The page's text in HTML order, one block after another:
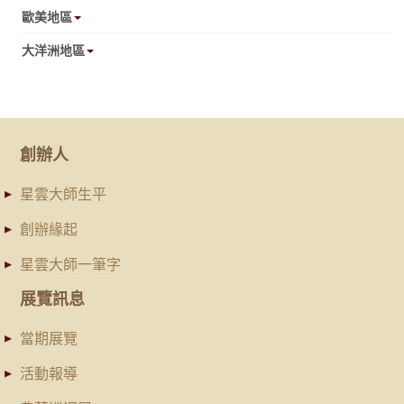
歐美地區
大洋洲地區
創辦人
星雲大師生平
創辦緣起
星雲大師一筆字
展覽訊息
當期展覽
活動報導